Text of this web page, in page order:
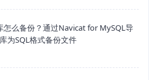
怎么备份？通过Navicat for MySQL导
为SQL格式备份文件